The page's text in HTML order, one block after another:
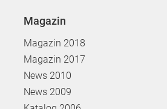
Magazin
Magazin 2018
Magazin 2017
News 2010
News 2009